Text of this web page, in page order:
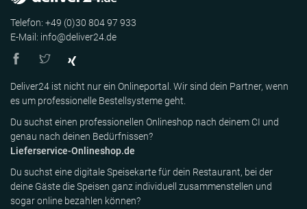
Telefon: +49 (0)30 804 97 933
E-Mail: info@deliver24.de
Deliver24 ist nicht nur ein Onlineportal. Wir sind dein Partner, wenn
es um professionelle Bestellsysteme geht.
Du suchst einen professionellen Onlineshop nach deinem CI und
genau nach deinen Bedürfnissen?
Lieferservice-Onlineshop.de
Du suchst eine digitale Speisekarte für dein Restaurant, bei der
deine Gäste die Speisen ganz individuell zusammenstellen und
sogar online bezahlen können?